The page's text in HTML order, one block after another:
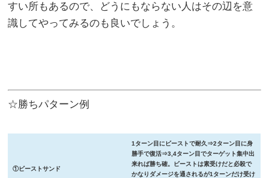
すい所もあるので、どうにもならない人はその辺を意
識してやってみるのも良いでしょう。
☆勝ちパターン例
①ビーストサンド
1ターン目にビーストで耐久⇒2ターン目に身
勝手で復活⇒3,4ターン目でターゲット集中出
来れば勝ち確。ビーストは素受けだと必殺で
かなりダメージを通されるが1ターンだけ受け